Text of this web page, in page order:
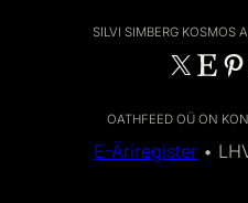
SILVI SIMBERG KOSMOS
X Etsy Pinterest
OATHFEED OÜ ON
E-Äriregister •